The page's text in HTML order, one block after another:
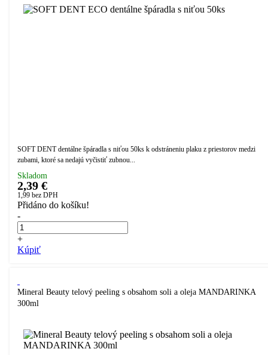
SOFT DENT dentálne špáradla s niťou 50ks k odstráneniu plaku z priestorov medzi
zubami, ktoré sa nedajú vyčistiť zubnou...
Skladom
2,39 €
1,99 bez DPH
Přidáno do košíku!
-
+
Kúpiť
Mineral Beauty telový peeling s obsahom soli a oleja MANDARINKA
300ml